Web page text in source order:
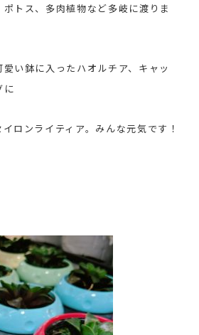
トス、多肉植物など多岐に渡りま
い鉢に入ったハオルチア、キャッ
に
ロンライティア。みんな元気です！